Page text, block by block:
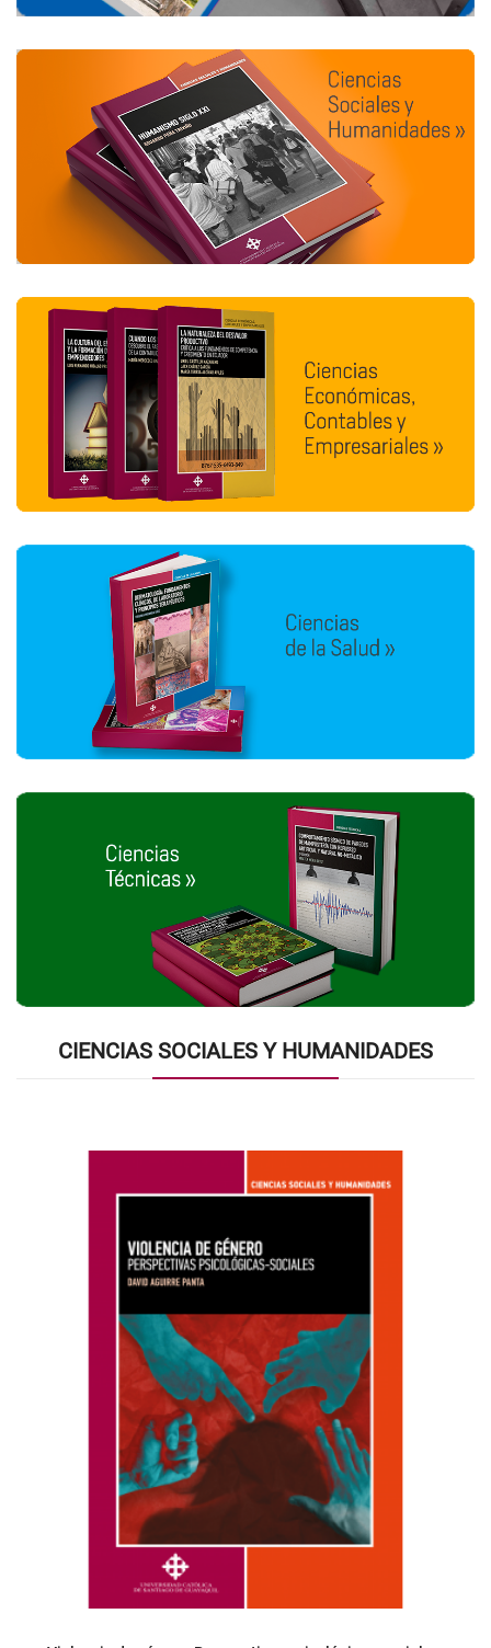
CIENCIAS SOCIALES Y HUMANIDADES